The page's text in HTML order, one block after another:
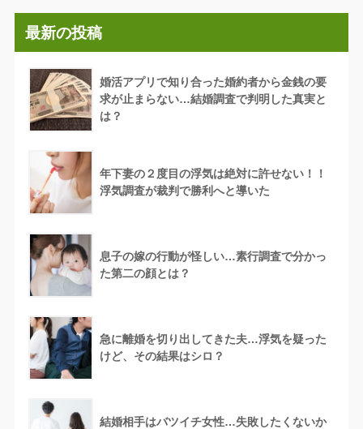
最新の投稿
婚活アプリで知り合った婚約者から金銭の要
求が止まらない…結婚調査で判明した真実と
は？
年下妻の２度目の浮気は絶対に許せない！！
浮気調査が裁判で勝利へと導いた
息子の嫁の行動が怪しい…素行調査で分かっ
た第二の顔とは？
急に離婚を切り出してきた夫…浮気を疑った
けど、その結果はシロ？
結婚相手はバツイチ女性…失敗したくないか